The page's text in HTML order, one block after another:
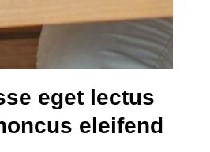
eget lectus
eleifend